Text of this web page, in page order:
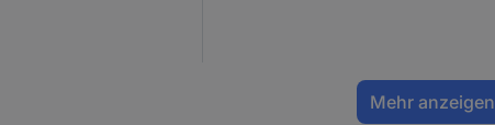
Mehr anzeigen